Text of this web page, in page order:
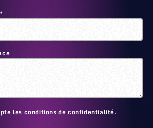
les conditions de confidentialité.